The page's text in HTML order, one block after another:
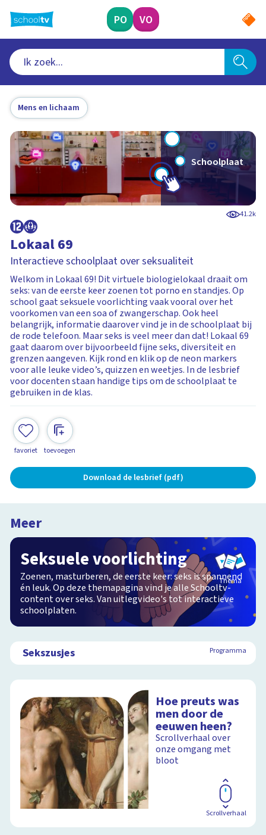
naar
hoofdinhoud
PO VO
Mens en lichaam
Schoolplaat
41.2k
Lokaal 69
Interactieve schoolplaat over seksualiteit
Welkom in Lokaal 69! Dit virtuele biologielokaal draait om
seks: van de eerste keer zoenen tot porno en standjes. Op
school gaat seksuele voorlichting vaak vooral over het
voorkomen van een soa of zwangerschap. Ook heel
belangrijk, informatie daarover vind je in de schoolplaat bij
de rode telefoon. Maar seks is veel meer dan dat! Lokaal 69
gaat daarom over bijvoorbeeld fijne seks, diversiteit en
grenzen aangeven. Kijk rond en klik op de neon markers
voor alle leuke video’s, quizzen en weetjes. In de lesbrief
voor docenten staan handige tips om de schoolplaat te
gebruiken in de klas.
favoriet toevoegen
Download de lesbrief (pdf)
Meer
Seksuele voorlichting
Zoenen, masturberen, de eerste keer: seks is spannend
én leuk. Op deze themapagina vind je alle Schooltv-
content over seks. Van uitlegvideo's tot interactieve
schoolplaten.
Thema
Sekszusjes Programma
Hoe preuts was
men door de
eeuwen heen?
Scrollverhaal over
onze omgang met
bloot
Scrollverhaal